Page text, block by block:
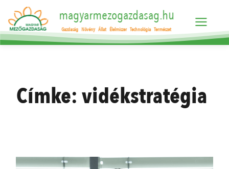
magyarmezogazdasag.hu
Gazdaság Növény Állat Élelmiszer Technológia Természet
Címke:vidékstratégia